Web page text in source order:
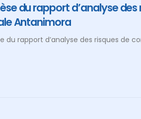
du rapport d’analyse
Antanimora
du rapport d’analyse des risques de